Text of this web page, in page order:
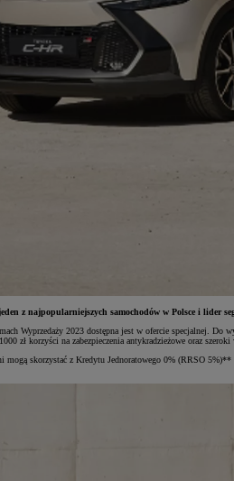
z najpopularniejszych samochodów w Polsce i lider
Wyprzedaży 2023 dostępna jest w ofercie specjalnej.
zł korzyści na zabezpieczenia antykradzieżowe oraz
mogą skorzystać z Kredytu Jednoratowego 0% (RRSO